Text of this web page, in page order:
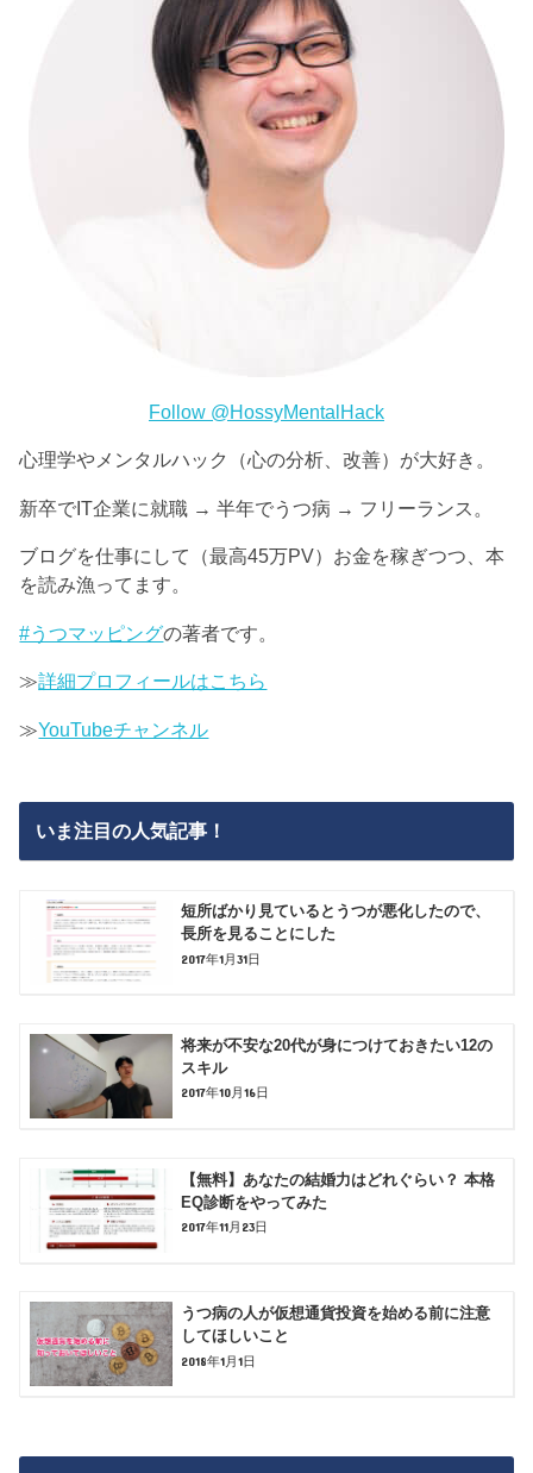
Follow @HossyMentalHack
心理学やメンタルハック（心の分析、改善）が大好き。
新卒でIT企業に就職 → 半年でうつ病 → フリーランス。
ブログを仕事にして（最高45万PV）お金を稼ぎつつ、本
を読み漁ってます。
#うつマッピングの著者です。
≫詳細プロフィールはこちら
≫YouTubeチャンネル
いま注目の人気記事！
短所ばかり見ているとうつが悪化したので、
長所を見ることにした
2017年1月31日
将来が不安な20代が身につけておきたい12の
スキル
2017年10月16日
【無料】あなたの結婚力はどれぐらい？ 本格
EQ診断をやってみた
2017年11月23日
うつ病の人が仮想通貨投資を始める前に注意
してほしいこと
2018年1月1日